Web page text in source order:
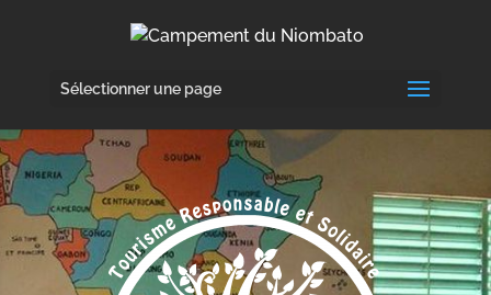
Sélectionner une page